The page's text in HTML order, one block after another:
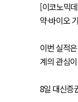
[이코노믹
약·바이오
이번 실적
계의 관심
8일 대신증